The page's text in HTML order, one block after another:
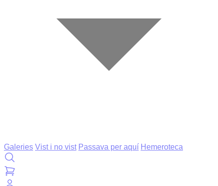
Galeries Vist i no vist Passava per aquí Hemeroteca